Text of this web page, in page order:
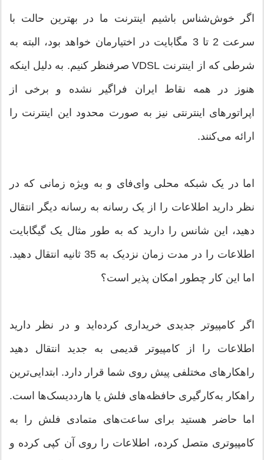
اگر خوش‌شناس باشیم اینترنت ما در بهترین حالت با
سرعت 2 تا 3 مگابایت در اختیارمان خواهد بود، البته به
شرطی که از اینترنت VDSL صرفنظر کنیم. به دلیل اینکه
هنوز در همه نقاط ایران فراگیر نشده و برخی از
اپراتورهای اینترنتی نیز به صورت محدود این اینترنت را
ارائه می‌کنند.
اما در یک شبکه محلی وای‌‌فای و به ویژه زمانی که در
نظر دارید اطلاعات را از یک رسانه به رسانه دیگر انتقال
دهید، این شانس را دارید که به طور مثال یک گیگابایت
اطلاعات را در مدت زمان نزدیک به 35 ثانیه انتقال دهید.
اما این کار چطور امکان پذیر است؟
اگر کامپیوتر جدیدی خریداری کرده‌اید و در نظر دارید
اطلاعات را از کامپیوتر قدیمی به جدید انتقال دهید
راهکارهای مختلفی پیش روی شما قرار دارد. ابتدا‌یی‌ترین
راهکار به‌کارگیری حافظه‌های فلش یا هارددیسک‌ها است.
اما حاضر هستید برای ساعت‌های متمادی فلش را به
کامپیوتری متصل کرده، اطلاعات را روی آن کپی کرده و